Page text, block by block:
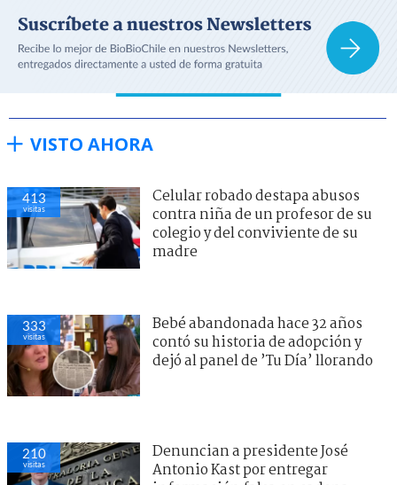
VISTO AHORA
413
visitas
Celular robado destapa abusos
contra niña de un profesor de su
colegio y del conviviente de su
madre
333
visitas
Bebé abandonada hace 32 años
contó su historia de adopción y
dejó al panel de ’Tu Día’ llorando
210
visitas
Denuncian a presidente José
Antonio Kast por entregar